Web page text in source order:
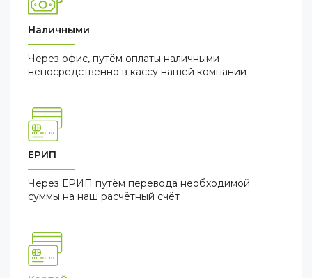
Наличными
Через офис, путём оплаты наличными
непосредственно в кассу нашей компании
ЕРИП
Через ЕРИП путём перевода необходимой
суммы на наш расчётный счёт